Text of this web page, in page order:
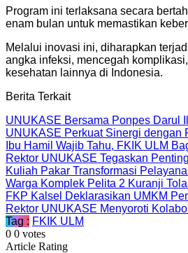
Program ini terlaksana secara
enam bulan untuk memastikan
Melalui inovasi ini, diharapkan
angka infeksi, mencegah
kesehatan lainnya di Indonesia.
Berita Terkait
UNUKASE Bersama Ponpes Darul
UNUKASE Perkuat Sinergi dengan
Ibu Hamil Wajib Tahu, FKIK ULM
Rektor UNUKASE Tegaskan
Kuliah Pakar Transformasi
Warga Komplek Pelita 2 Kuranji
FKP Kalsel Deklarasikan UMKM
Rektor UNUKASE Menyoroti
Tag : FKIK ULM
0 0 votes
Article Rating